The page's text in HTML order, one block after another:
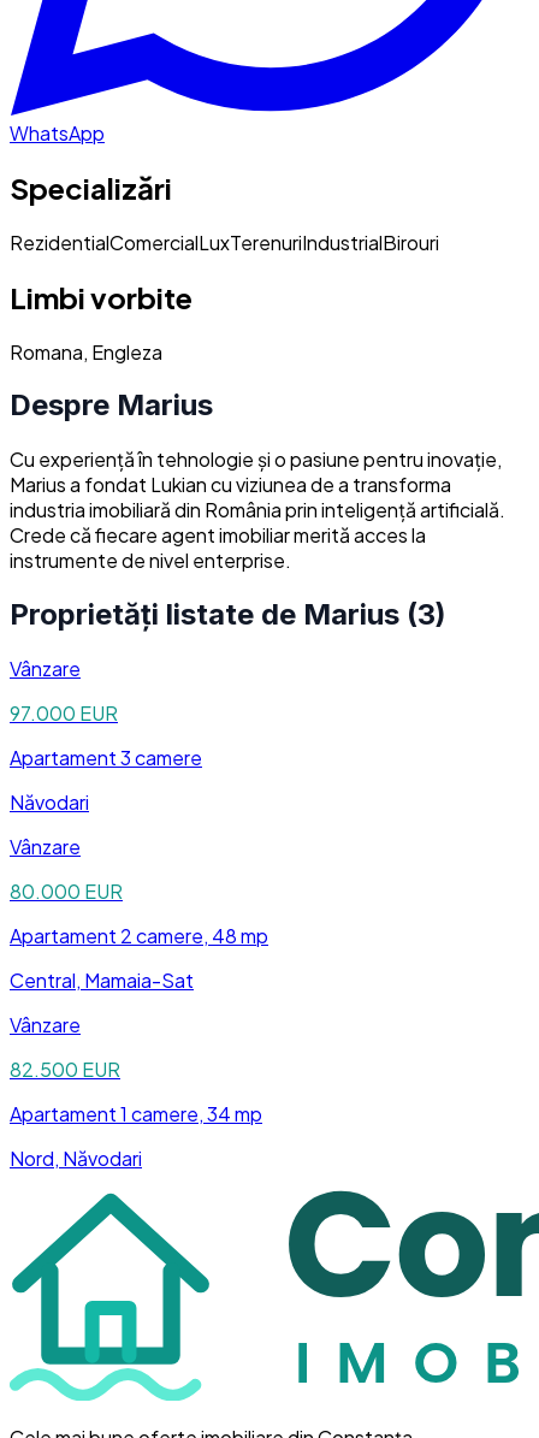
WhatsApp
Specializări
RezidentialComercialLuxTerenuriIndustrialBirouri
Limbi vorbite
Romana, Engleza
Despre Marius
Cu experiență în tehnologie și o pasiune pentru inovație,
Marius a fondat Lukian cu viziunea de a transforma
industria imobiliară din România prin inteligență artificială.
Crede că fiecare agent imobiliar merită acces la
instrumente de nivel enterprise.
Proprietăți listate de Marius (3)
Vânzare
97.000 EUR
Apartament3 camere
Năvodari
Vânzare
80.000 EUR
Apartament 2 camere, 48 mp
Central, Mamaia-Sat
Vânzare
82.500 EUR
Apartament1 camere, 34 mp
Nord, Năvodari